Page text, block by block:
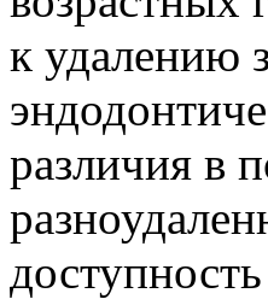
к удалению
различия в